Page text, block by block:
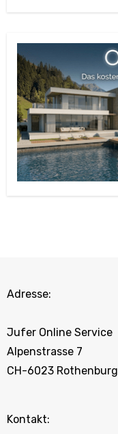
Adresse:
Jufer Online Service
Alpenstrasse 7
CH-6023 Rothenburg
Kontakt: